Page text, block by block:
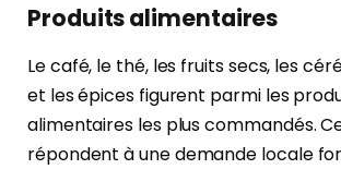
Produits alimentaires
Le café, le thé, les fruits secs, les
et les épices figurent parmi les
alimentaires les plus commandés.
répondent à une demande locale